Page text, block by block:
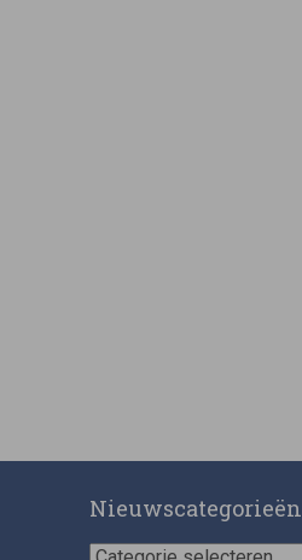
Nieuwscategorieën
Nieuwscategorieën